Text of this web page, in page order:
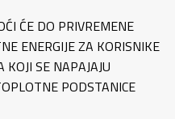
ĆE DO PRIVREMENE
ENERGIJE ZA KORISNIKE
KOJI SE NAPAJAJU
PODSTANICE